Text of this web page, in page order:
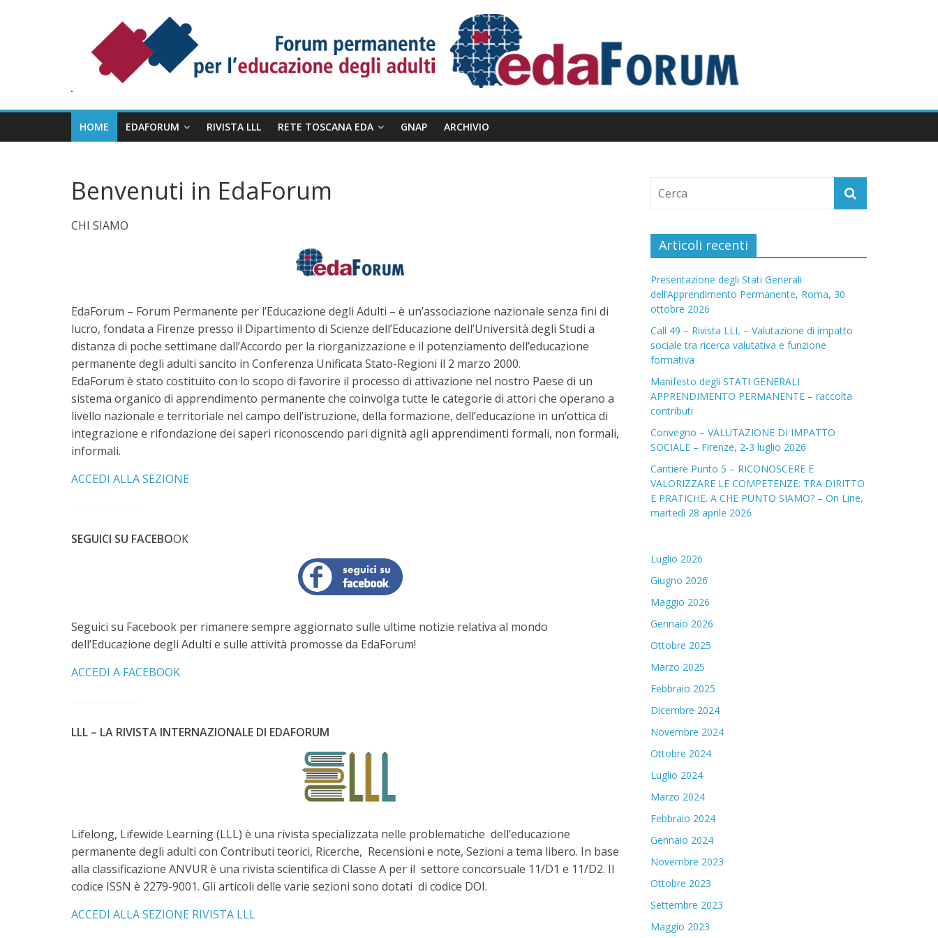
Permanente
l’Educazione
degli
HOME EDAFORUM RIVISTA LLL RETE TOSCANA EDA GNAP ARCHIVIO
Benvenuti in EdaForum
CHI SIAMO
EdaForum – Forum Permanente per l’Educazione degli Adulti – è un’associazione nazionale senza fini di
lucro, fondata a Firenze presso il Dipartimento di Scienze dell’Educazione dell’Università degli Studi a
distanza di poche settimane dall’Accordo per la riorganizzazione e il potenziamento dell’educazione
permanente degli adulti sancito in Conferenza Unificata Stato-Regioni il 2 marzo 2000.
EdaForum è stato costituito con lo scopo di favorire il processo di attivazione nel nostro Paese di un
sistema organico di apprendimento permanente che coinvolga tutte le categorie di attori che operano a
livello nazionale e territoriale nel campo dell’istruzione, della formazione, dell’educazione in un’ottica di
integrazione e rifondazione dei saperi riconoscendo pari dignità agli apprendimenti formali, non formali,
informali.
ACCEDI ALLA SEZIONE
SEGUICI SU FACEBOOK
Seguici su Facebook per rimanere sempre aggiornato sulle ultime notizie relativa al mondo
dell’Educazione degli Adulti e sulle attività promosse da EdaForum!
ACCEDI A FACEBOOK
LLL – LA RIVISTA INTERNAZIONALE DI EDAFORUM
Lifelong, Lifewide Learning (LLL) è una rivista specializzata nelle problematiche dell’educazione
permanente degli adulti con Contributi teorici, Ricerche, Recensioni e note, Sezioni a tema libero. In base
alla classificazione ANVUR è una rivista scientifica di Classe A per il settore concorsuale 11/D1 e 11/D2. Il
codice ISSN è 2279-9001. Gli articoli delle varie sezioni sono dotati di codice DOI.
ACCEDI ALLA SEZIONE RIVISTA LLL
Articoli recenti
Presentazione degli Stati Generali
dell’Apprendimento Permanente, Roma, 30
ottobre 2026
Call 49 – Rivista LLL – Valutazione di impatto
sociale tra ricerca valutativa e funzione
formativa
Manifesto degli STATI GENERALI
APPRENDIMENTO PERMANENTE – raccolta
contributi
Convegno – VALUTAZIONE DI IMPATTO
SOCIALE – Firenze, 2-3 luglio 2026
Cantiere Punto 5 – RICONOSCERE E
VALORIZZARE LE COMPETENZE: TRA DIRITTO
E PRATICHE. A CHE PUNTO SIAMO? – On Line,
martedì 28 aprile 2026
Luglio 2026
Giugno 2026
Maggio 2026
Gennaio 2026
Ottobre 2025
Marzo 2025
Febbraio 2025
Dicembre 2024
Novembre 2024
Ottobre 2024
Luglio 2024
Marzo 2024
Febbraio 2024
Gennaio 2024
Novembre 2023
Ottobre 2023
Settembre 2023
Maggio 2023